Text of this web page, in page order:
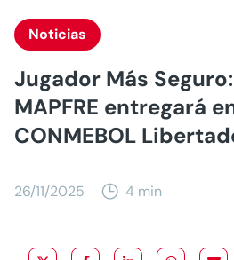
Noticias
Jugador Más
MAPFRE entregará
CONMEBOL
26/11/2025 4 min